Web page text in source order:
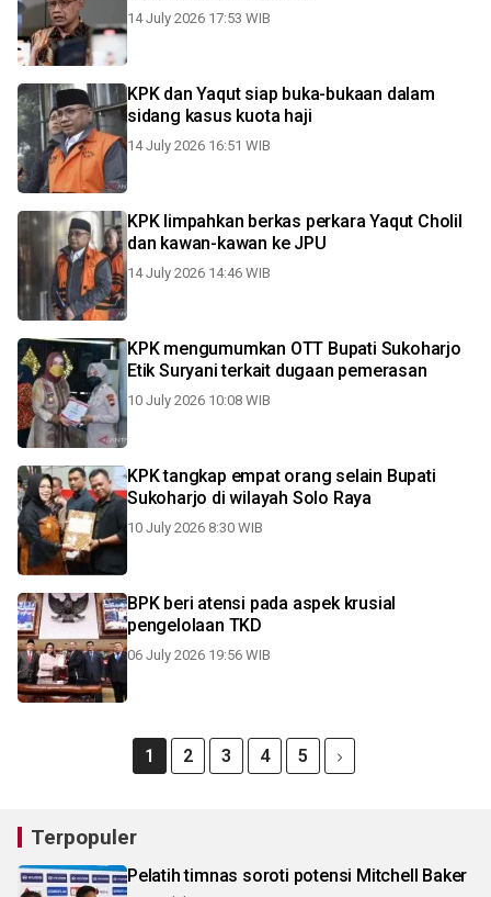
14 July 2026 17:53 WIB
KPK dan Yaqut siap buka-bukaan dalam
sidang kasus kuota haji
14 July 2026 16:51 WIB
KPK limpahkan berkas perkara Yaqut Cholil
dan kawan-kawan ke JPU
14 July 2026 14:46 WIB
KPK mengumumkan OTT Bupati Sukoharjo
Etik Suryani terkait dugaan pemerasan
10 July 2026 10:08 WIB
KPK tangkap empat orang selain Bupati
Sukoharjo di wilayah Solo Raya
10 July 2026 8:30 WIB
BPK beri atensi pada aspek krusial
pengelolaan TKD
06 July 2026 19:56 WIB
1 2 3 4 5
Terpopuler
Pelatih timnas soroti potensi Mitchell Baker